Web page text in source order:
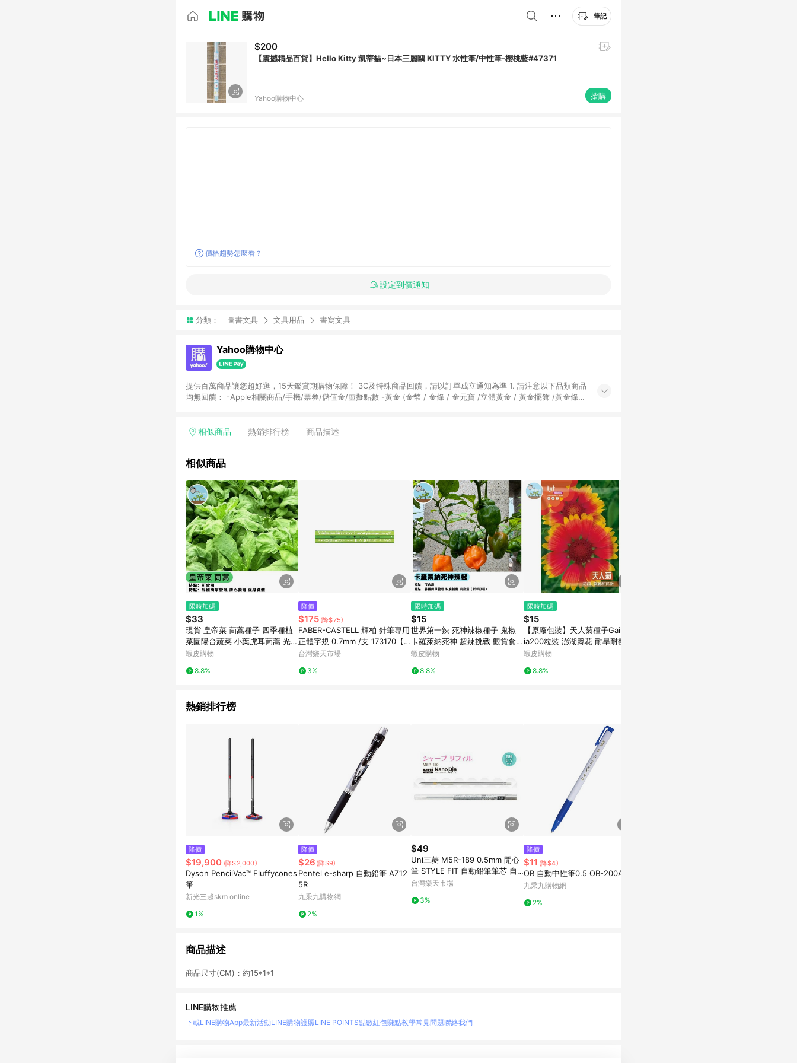
筆記
$200
【震撼精品百貨】Hello Kitty 凱蒂貓~日本三麗鷗 KITTY 水性筆/中性筆-櫻桃藍#47371
Yahoo購物中心 搶購
價格趨勢怎麼看？
設定到價通知
分類： 圖書文具 文具用品 書寫文具
Yahoo購物中心
提供百萬商品讓您超好逛，15天鑑賞期購物保障！ 3C及特殊商品回饋，請以訂單成立通知為準 1. 請注意以下品類商品
均無回饋： -Apple相關商品/手機/票券/儲值金/虛擬點數 -黃金 (金幣 / 金條 / 金元寶 /立體黃金 / 黃金擺飾 /黃金條
Yahoo超贈點回饋者 - 購物中心商店之商品：商品賣場中有標示「商店」及顯示商店名稱者(指定活動店家除外) 3. 訂
相似商品 熱銷排行榜 商品描述
相似商品
限時加碼
$33
現貨 皇帝菜 茼蒿種子 四季種植
菜園陽台蔬菜 小葉虎耳茼蒿 光杆
茼蒿 火鍋菜 四季蔬菜 快收成 鮮
蝦皮購物
8.8%
降價
$175 (降$75)
FABER-CASTELL 輝柏 針筆專用
正體字規 0.7mm /支 173170【A
PP滿額下單10%點數(單一帳號最
台灣樂天市場
3%
限時加碼
$15
世界第一辣 死神辣椒種子 鬼椒
卡羅萊納死神 超辣挑戰 觀賞食用
盆栽陽台 辣椒收藏 煉獄級 自種
蝦皮購物
8.8%
限時加碼
$15
【原廠包裝】天人菊種子Gaillard
ia200粒裝 澎湖縣花 耐旱耐熱草
花 四季開花 蜜源植物 地被盆栽
蝦皮購物
8.8%
熱銷排行榜
降價
$19,900 (降$2,000)
Dyson PencilVac™ Fluffycones
筆
新光三越skm online
1%
降價
$26 (降$9)
Pentel e-sharp 自動鉛筆 AZ12
5R
九乘九購物網
2%
$49
Uni三菱 M5R-189 0.5mm 開心
筆 STYLE FIT 自動鉛筆筆芯 自
動筆芯 開心筆用筆芯【APP滿額
點)】8/31止
台灣樂天市場
3%
降價
$11 (降$4)
OB 自動中性筆0.5 OB-200A
九乘九購物網
2%
商品描述
商品尺寸(CM)：約15*1*1
LINE購物推薦
下載LINE購物App最新活動LINE購物護照LINE POINTS點數紅包賺點教學常見問題聯絡我們